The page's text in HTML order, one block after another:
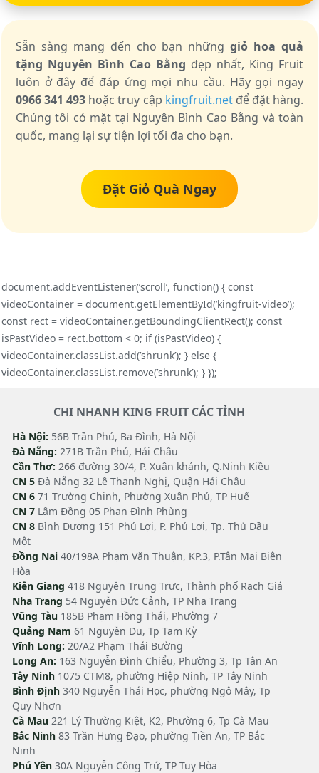
Sẵn sàng mang đến cho bạn nhữnggiỏ hoa quả
tặng Nguyên Bình Cao Bằng đẹp nhất, King Fruit
luôn ở đây để đáp ứng mọi nhu cầu. Hãy gọi ngay
0966 341 493 hoặc truy cập kingfruit.netđể đặt hàng.
Chúng tôi có mặt tại Nguyên Bình Cao Bằng và toàn
quốc, mang lại sự tiện lợi tối đa cho bạn.
Đặt Giỏ Quà Ngay
document.addEventListener(’scroll’, function() { const
videoContainer = document.getElementById(’kingfruit-video’);
const rect = videoContainer.getBoundingClientRect(); const
isPastVideo = rect.bottom < 0; if (isPastVideo) {
videoContainer.classList.add(’shrunk’); } else {
videoContainer.classList.remove(’shrunk’); } });
CHI NHANH KING FRUIT CÁC TỈNH
Hà Nội: 56B Trần Phú, Ba Đình, Hà Nội
Đà Nẵng: 271B Trần Phú, Hải Châu
Cần Thơ: 266 đường 30/4, P. Xuân khánh, Q.Ninh Kiều
CN 5 Đà Nẵng 32 Lê Thanh Nghị, Quận Hải Châu
CN 6 71 Trường Chinh, Phường Xuân Phú, TP Huế
CN 7 Lâm Đồng 05 Phan Đình Phùng
CN 8 Bình Dương 151 Phú Lợi, P. Phú Lợi, Tp. Thủ Dầu
Một
Đồng Nai 40/198A Phạm Văn Thuận, KP.3, P.Tân Mai Biên
Hòa
Kiên Giang 418 Nguyễn Trung Trực, Thành phố Rạch Giá
Nha Trang 54 Nguyễn Đức Cảnh, TP Nha Trang
Vũng Tàu 185B Phạm Hồng Thái, Phường 7
Quảng Nam 61 Nguyễn Du, Tp Tam Kỳ
Vĩnh Long: 20/A2 Phạm Thái Bường
Long An: 163 Nguyễn Đình Chiểu, Phường 3, Tp Tân An
Tây Ninh 1075 CTM8, phường Hiệp Ninh, TP Tây Ninh
Bình Định 340 Nguyễn Thái Học, phường Ngô Mây, Tp
Quy Nhơn
Cà Mau 221 Lý Thường Kiệt, K2, Phường 6, Tp Cà Mau
Bắc Ninh 83 Trần Hưng Đạo, phường Tiền An, TP Bắc
Ninh
Phú Yên 30A Nguyễn Công Trứ, TP Tuy Hòa